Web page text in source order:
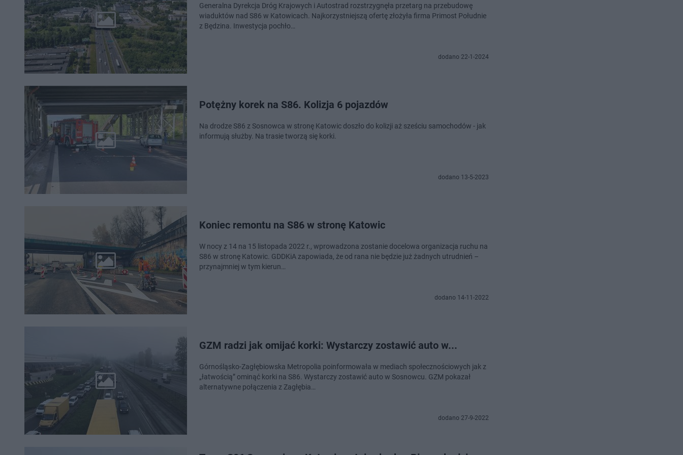
Generalna Dyrekcja Dróg Krajowych i Autostrad rozstrzygnęła przetarg na przebudowę
wiaduktów nad S86 w Katowicach. Najkorzystniejszą ofertę złożyła firma Primost Południe
z Będzina. Inwestycja pochło…
dodano 22-1-2024
Potężny korek na S86. Kolizja 6 pojazdów
Na drodze S86 z Sosnowca w stronę Katowic doszło do kolizji aż sześciu samochodów - jak
informują służby. Na trasie tworzą się korki.
dodano 13-5-2023
Koniec remontu na S86 w stronę Katowic
W nocy z 14 na 15 listopada 2022 r., wprowadzona zostanie docelowa organizacja ruchu na
S86 w stronę Katowic. GDDKiA zapowiada, że od rana nie będzie już żadnych utrudnień –
przynajmniej w tym kierun…
dodano 14-11-2022
GZM radzi jak omijać korki: Wystarczy zostawić auto w...
Górnośląsko-Zagłębiowska Metropolia poinformowała w mediach społecznościowych jak z
„łatwością” ominąć korki na S86. Wystarczy zostawić auto w Sosnowcu. GZM pokazał
alternatywne połączenia z Zagłębia…
dodano 27-9-2022